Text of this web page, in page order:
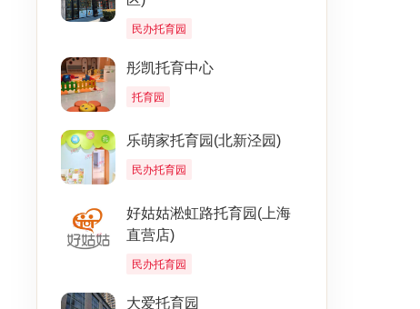
民办托育园
彤凯托育中心
托育园
乐萌家托育园(北新泾园)
民办托育园
好姑姑淞虹路托育园(上海
直营店)
民办托育园
大爱托育园